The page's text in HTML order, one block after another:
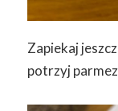
Zapiekaj
potrzyj